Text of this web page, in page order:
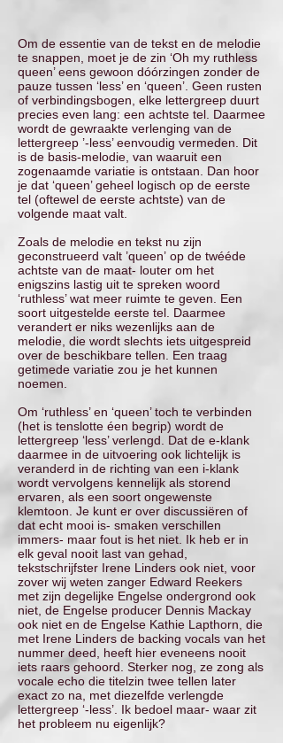
Om de essentie van de tekst en de melodie
te snappen, moet je de zin ‘Oh my ruthless
queen’ eens gewoon dóórzingen zonder de
pauze tussen ‘less’ en ‘queen’. Geen rusten
of verbindingsbogen, elke lettergreep duurt
precies even lang: een achtste tel. Daarmee
wordt de gewraakte verlenging van de
lettergreep ’-less’ eenvoudig vermeden. Dit
is de basis-melodie, van waaruit een
zogenaamde variatie is ontstaan. Dan hoor
je dat ‘queen’ geheel logisch op de eerste
tel (oftewel de eerste achtste) van de
volgende maat valt.
Zoals de melodie en tekst nu zijn
geconstrueerd valt ’queen’ op de twééde
achtste van de maat- louter om het
enigszins lastig uit te spreken woord
‘ruthless’ wat meer ruimte te geven. Een
soort uitgestelde eerste tel. Daarmee
verandert er niks wezenlijks aan de
melodie, die wordt slechts iets uitgespreid
over de beschikbare tellen. Een traag
getimede variatie zou je het kunnen
noemen.
Om ‘ruthless’ en ‘queen’ toch te verbinden
(het is tenslotte éen begrip) wordt de
lettergreep ‘less’ verlengd. Dat de e-klank
daarmee in de uitvoering ook lichtelijk is
veranderd in de richting van een i-klank
wordt vervolgens kennelijk als storend
ervaren, als een soort ongewenste
klemtoon. Je kunt er over discussiëren of
dat echt mooi is- smaken verschillen
immers- maar fout is het niet. Ik heb er in
elk geval nooit last van gehad,
tekstschrijfster Irene Linders ook niet, voor
zover wij weten zanger Edward Reekers
met zijn degelijke Engelse ondergrond ook
niet, de Engelse producer Dennis Mackay
ook niet en de Engelse Kathie Lapthorn, die
met Irene Linders de backing vocals van het
nummer deed, heeft hier eveneens nooit
iets raars gehoord. Sterker nog, ze zong als
vocale echo die titelzin twee tellen later
exact zo na, met diezelfde verlengde
lettergreep ‘-less’. Ik bedoel maar- waar zit
het probleem nu eigenlijk?